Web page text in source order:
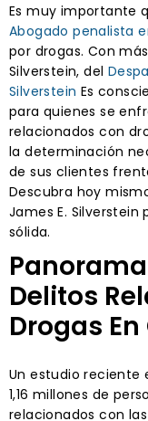
Es muy importante
Abogado penalista
por drogas. Con
Silverstein, del
Silverstein Es
para quienes se
relacionados con
la determinación
de sus clientes
Descubra hoy
James E.
sólida.
Delitos
Drogas
Un estudio reciente
1,16 millones de
relacionados con